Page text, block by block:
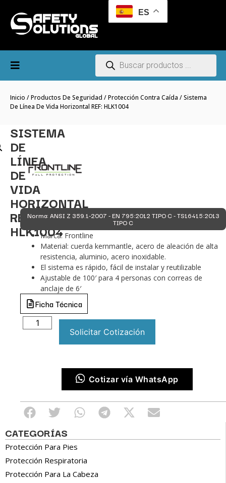
ES
Inicio /Productos De Seguridad /Protección Contra Caída / Sistema
De Línea De Vida Horizontal REF: HLK1004
CATEGORÍAS
Protección Para Pies
Protección Respiratoria
Protección Para La Cabeza
SISTEMA
DE
LÍNEA
DE
VIDA
HORIZONTAL
REF:
HLK1004
Norma: ANSI Z 359.1-2007 - EN 795:2012 TIPO C - TS16415:2013
TIPO C
Marca: Frontline
Material: cuerda kernmantle, acero de aleación de alta
resistencia, aluminio, acero inoxidable.
El sistema es rápido, fácil de instalar y reutilizable
Ajustable de 100′ para 4 personas con correas de
anclaje de 6′
Ficha Técnica
Solicitar Cotización
Cotizar vía WhatsApp